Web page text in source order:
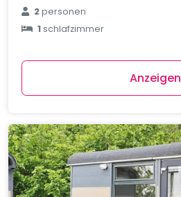
2personen
1schlafzimmer
Anzeigen